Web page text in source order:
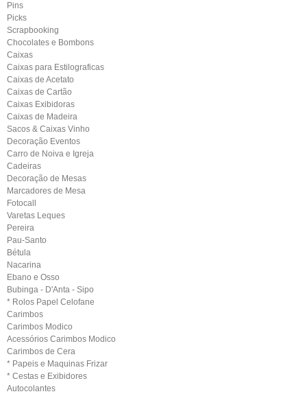
Pins
Picks
Scrapbooking
Chocolates e Bombons
Caixas
Caixas para Estilograficas
Caixas de Acetato
Caixas de Cartão
Caixas Exibidoras
Caixas de Madeira
Sacos & Caixas Vinho
Decoração Eventos
Carro de Noiva e Igreja
Cadeiras
Decoração de Mesas
Marcadores de Mesa
Fotocall
Varetas Leques
Pereira
Pau-Santo
Bétula
Nacarina
Ebano e Osso
Bubinga - D'Anta - Sipo
* Rolos Papel Celofane
Carimbos
Carimbos Modico
Acessórios Carimbos Modico
Carimbos de Cera
* Papeis e Maquinas Frizar
* Cestas e Exibidores
Autocolantes